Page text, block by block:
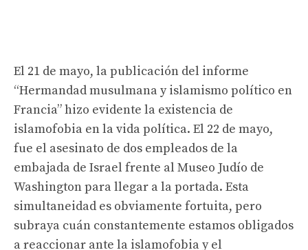
El 21 de mayo, la publicación del informe
“Hermandad musulmana y islamismo político en
Francia” hizo evidente la existencia de
islamofobia en la vida política. El 22 de mayo,
fue el asesinato de dos empleados de la
embajada de Israel frente al Museo Judío de
Washington para llegar a la portada. Esta
simultaneidad es obviamente fortuita, pero
subraya cuán constantemente estamos obligados
a reaccionar ante la islamofobia y el